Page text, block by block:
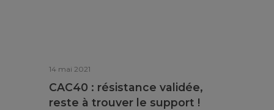
14 mai 2021
CAC40 : résistance validée,
reste à trouver le support !